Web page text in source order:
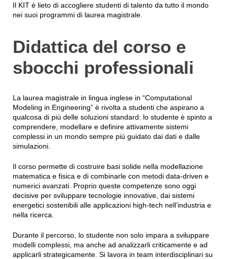
Il KIT è lieto di accogliere studenti di talento da tutto il mondo
nei suoi programmi di laurea magistrale.
Didattica del corso e
sbocchi professionali
La laurea magistrale in lingua inglese in “Computational
Modeling in Engineering” è rivolta a studenti che aspirano a
qualcosa di più delle soluzioni standard: lo studente è spinto a
comprendere, modellare e definire attivamente sistemi
complessi in un mondo sempre più guidato dai dati e dalle
simulazioni.
Il corso permette di costruire basi solide nella modellazione
matematica e fisica e di combinarle con metodi data-driven e
numerici avanzati. Proprio queste competenze sono oggi
decisive per sviluppare tecnologie innovative, dai sistemi
energetici sostenibili alle applicazioni high-tech nell’industria e
nella ricerca.
Durante il percorso, lo studente non solo impara a sviluppare
modelli complessi, ma anche ad analizzarli criticamente e ad
applicarli strategicamente. Si lavora in team interdisciplinari su